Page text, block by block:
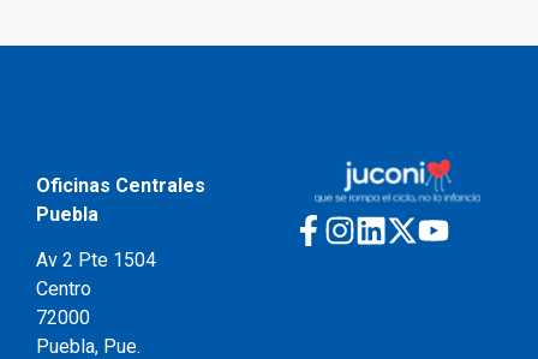
Oficinas Centrales
Puebla
Av 2 Pte 1504
Centro
72000
Puebla, Pue.